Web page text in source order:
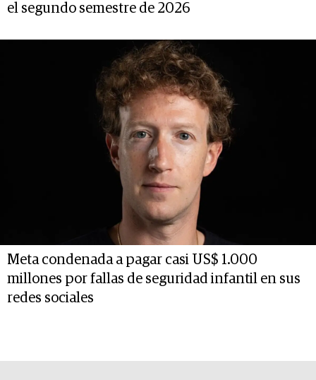
el segundo semestre de 2026
Meta condenada a pagar casi US$ 1.000
millones por fallas de seguridad infantil en sus
redes sociales